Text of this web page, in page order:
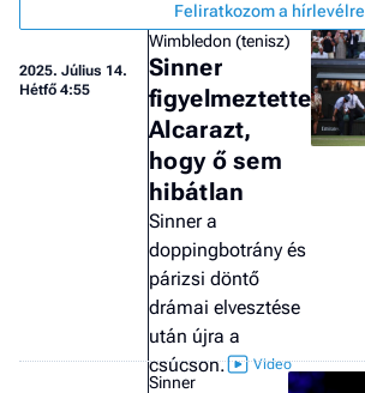
Feliratkozom a hírlevélre
2025. Július 14.
Hétfő 4:55
Wimbledon (tenisz)
Sinner
figyelmeztette
Alcarazt,
hogy ő sem
hibátlan
Sinner a
doppingbotrány és
párizsi döntő
drámai elvesztése
után újra a
csúcson.
Sinner